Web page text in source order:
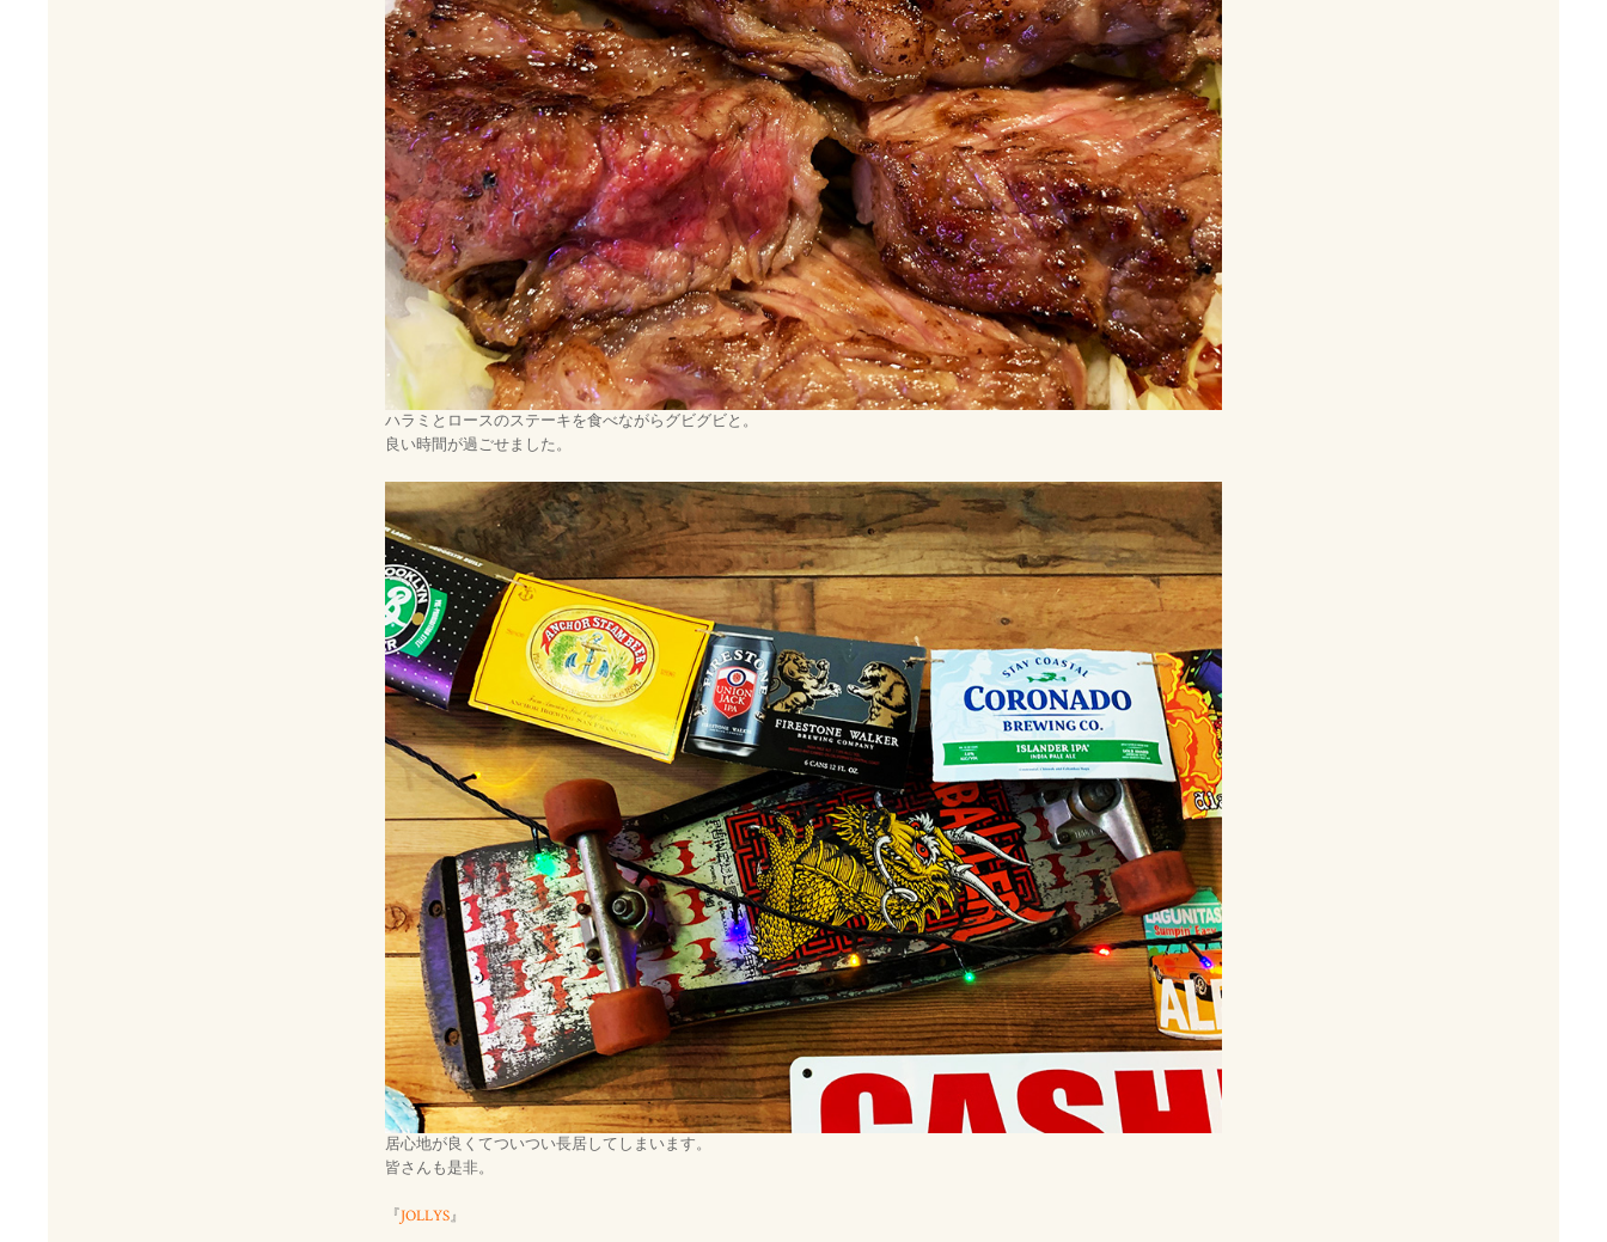
ハラミとロースのステーキを食べながらグビグビと。
良い時間が過ごせました。
居心地が良くてついつい長居してしまいます。
皆さんも是非。
『JOLLYS』